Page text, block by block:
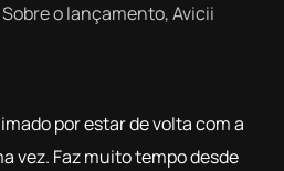
Sobre o lançamento, Avicii
por estar de volta com a
vez. Faz muito tempo desde